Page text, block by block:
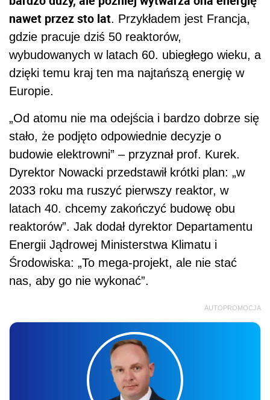
nawet przez sto lat. Przykładem jest Francja,
gdzie pracuje dziś 50 reaktorów,
wybudowanych w latach 60. ubiegłego wieku, a
dzięki temu kraj ten ma najtańszą energię w
Europie.
„Od atomu nie ma odejścia i bardzo dobrze się
stało, że podjęto odpowiednie decyzje o
budowie elektrowni” – przyznał prof. Kurek.
Dyrektor Nowacki przedstawił krótki plan: „w
2033 roku ma ruszyć pierwszy reaktor, w
latach 40. chcemy zakończyć budowę obu
reaktorów”. Jak dodał dyrektor Departamentu
Energii Jądrowej Ministerstwa Klimatu i
Środowiska: „To mega-projekt, ale nie stać
nas, aby go nie wykonać”.
AUTOPROMOCJA